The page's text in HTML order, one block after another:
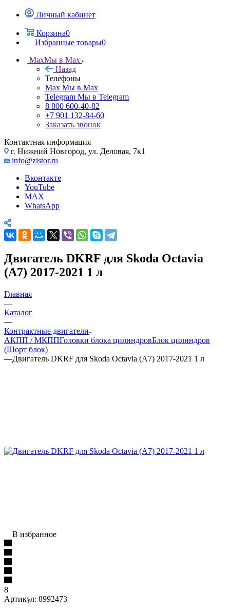
Личный кабинет
Корзина0
Избранные товары0
MaxМы в Max
Назад
Телефоны
Max Мы в Max
Telegram Мы в Telegram
8 800 600-40-82
+7 901 132-84-60
Заказать звонок
Контактная информация
г. Нижний Новгород, ул. Деловая, 7к1
info@zistor.ru
Вконтакте
YouTube
MAX
WhatsApp
Двигатель DKRF для Skoda Octavia
(A7) 2017-2021 1 л
Главная
—
Каталог
—
Контрактные двигатели
АКПП / МКППГоловки блока цилиндровБлок цилиндров
(Шорт блок)
—Двигатель DKRF для Skoda Octavia (A7) 2017-2021 1 л
В избранное
8
Артикул: 8992473